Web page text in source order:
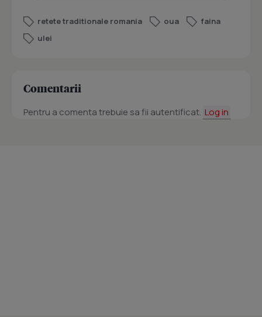
retete traditionale romania oua
faina
ulei
Comentarii
Pentru a comenta trebuie sa fii autentificat. Log in